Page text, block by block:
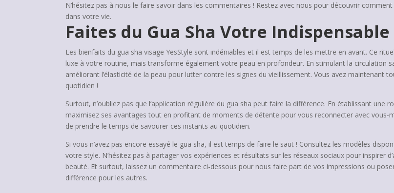
N’hésitez pas à nous le faire savoir dans les commentaires ! Restez avec nous pour découvrir
dans votre vie.
Faites du Gua Sha Votre
Les bienfaits du gua sha visage YesStyle sont indéniables et il est temps de les mettre en avant. Ce
luxe à votre routine, mais transforme également votre peau en profondeur. En stimulant la circulation
améliorant l’élasticité de la peau pour lutter contre les signes du vieillissement. Vous avez maintenant
quotidien !
Surtout, n’oubliez pas que l’application régulière du gua sha peut faire la différence. En établissant
maximisez ses avantages tout en profitant de moments de détente pour vous reconnecter avec vous-
de prendre le temps de savourer ces instants au quotidien.
Si vous n’avez pas encore essayé le gua sha, il est temps de faire le saut ! Consultez les modèles
votre style. N’hésitez pas à partager vos expériences et résultats sur les réseaux sociaux pour inspirer
beauté. Et surtout, laissez un commentaire ci-dessous pour nous faire part de vos impressions ou
différence pour les autres.